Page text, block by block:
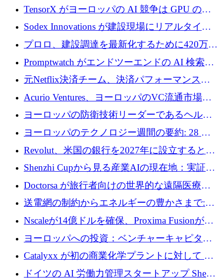
ン対策に 119 万ドルを調達
TensorX がヨーロッパの AI 競争は GPU の所
有者によって決まると考える理由
Sodex Innovations が建設現場にリアルタイム
のインテリジェンスをもたらすために 400 万
ユーロを確保
プロロ、建設調達を最新化するために420万ポ
ンドを調達
Promptwatch がエンドツーエンドの AI 検索最
適化プラットフォームを拡張するために 600
万ユーロを調達
元Netflix決済チーム、決済パフォーマンスプ
ラットフォームNopanのためにこれまでに720
万ユーロを調達
Acurio Ventures、ヨーロッパのVC流通市場の
流動性を解放するために1億1,500万ユーロの
ファンドを立ち上げる
ヨーロッパの防衛技術リーダーであるヘルシ
ングは、180億ドルの評価額で18億ドルのシリ
ヨーロッパのテクノロジー週間の要約: 28 億
ユーロを超える 70 以上のテクノロジー資金調
Revolut、米国の銀行を2027年に設立すると米
国の社長が語る
Shenzhi Cupから見る産業AIの現在地：実証と
産業実装への道筋
Doctorsa が旅行者向けの世界的な遠隔医療プ
ラットフォームを拡大するために 100 万ユー
ロを調達
送電網の制約からエネルギーの豊かさまで:
Envision の Gobi X がヨーロッパの AI の未来
にどのように貢献できるか
Nscaleが14億ドルを確保、Proxima Fusionが4
億1,100万ユーロを獲得、Invest EuropeはVCの
ヨーロッパへの投資：ベンチャーキャピタル
が過去2番目に高い水準に到達
Catalyxx が初の商業化学プラントに対して EU
から 2,000 万ユーロ以上の支援を獲得
ドイツの AI 労働力管理スタートアップ Sherpa